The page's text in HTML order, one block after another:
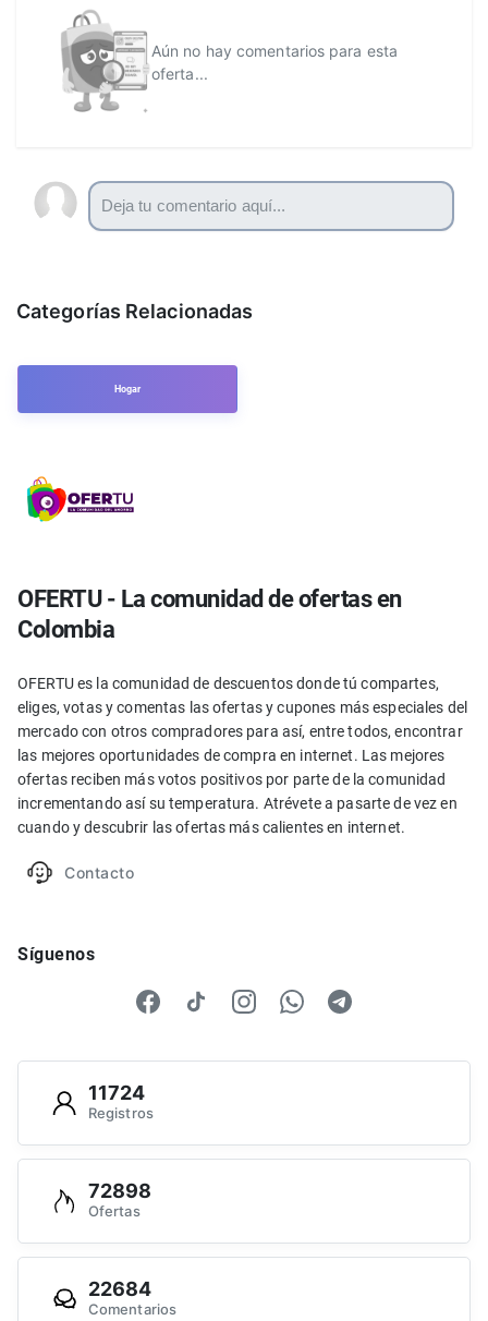
Aún no hay comentarios para esta
oferta...
Categorías Relacionadas
Hogar
OFERTU - La comunidad de ofertas en
Colombia
OFERTU es la comunidad de descuentos donde tú compartes,
eliges, votas y comentas las ofertas y cupones más especiales del
mercado con otros compradores para así, entre todos, encontrar
las mejores oportunidades de compra en internet. Las mejores
ofertas reciben más votos positivos por parte de la comunidad
incrementando así su temperatura. Atrévete a pasarte de vez en
cuando y descubrir las ofertas más calientes en internet.
Contacto
Síguenos
11724
Registros
72898
Ofertas
22684
Comentarios